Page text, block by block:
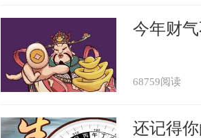
每一次见到都会想起对方
意，当女生从男生那里收
方有结婚礼物送镜子寓意
“以铜为镜，可以正衣
今年财
68759阅读
还记得